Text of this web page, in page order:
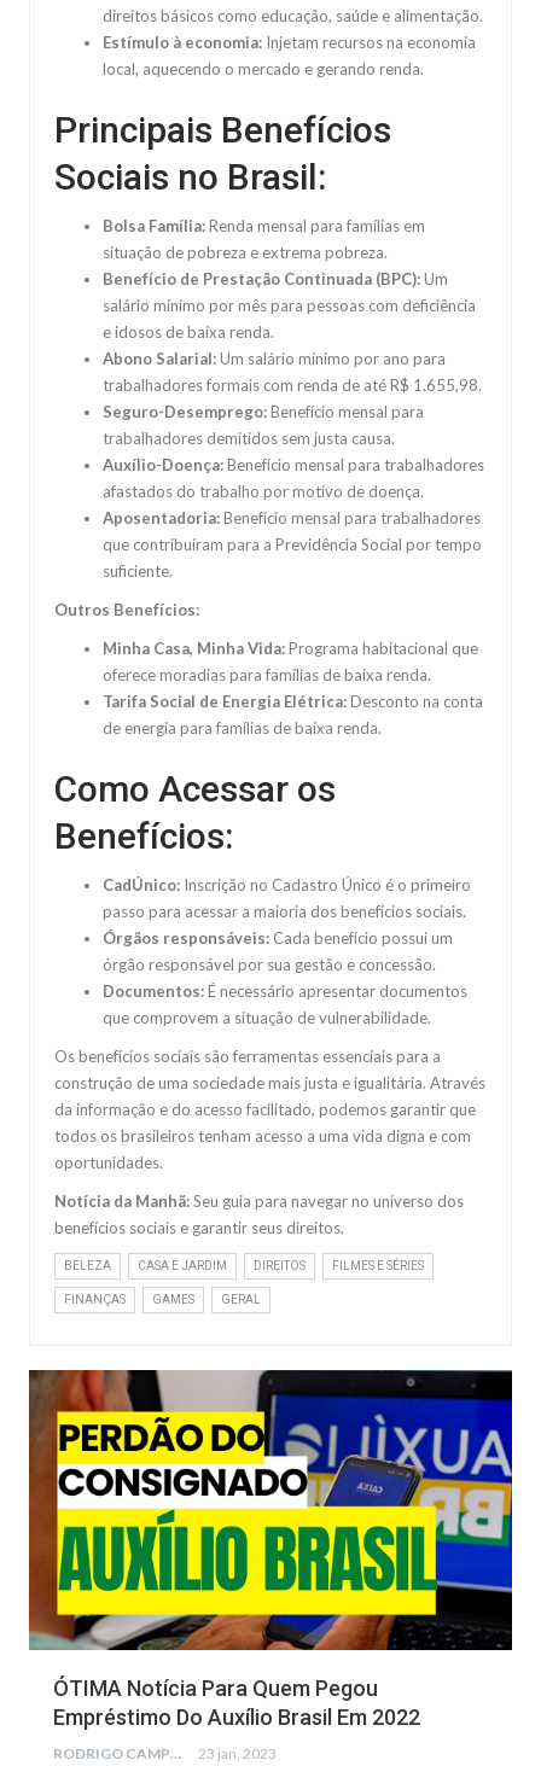
direitos básicos como educação, saúde e alimentação.
Estímulo à economia: Injetam recursos na economia
local, aquecendo o mercado e gerando renda.
Principais Benefícios
Sociais no Brasil:
Bolsa Família:Renda mensal para famílias em
situação de pobreza e extrema pobreza.
Benefício de Prestação Continuada (BPC):Um
salário mínimo por mês para pessoas com deficiência
e idosos de baixa renda.
Abono Salarial:Um salário mínimo por ano para
trabalhadores formais com renda de até R$ 1.655,98.
Seguro-Desemprego:Benefício mensal para
trabalhadores demitidos sem justa causa.
Auxílio-Doença:Benefício mensal para trabalhadores
afastados do trabalho por motivo de doença.
Aposentadoria:Benefício mensal para trabalhadores
que contribuíram para a Previdência Social por tempo
suficiente.
Outros Benefícios:
Minha Casa, Minha Vida:Programa habitacional que
oferece moradias para famílias de baixa renda.
Tarifa Social de Energia Elétrica:Desconto na conta
de energia para famílias de baixa renda.
Como Acessar os
Benefícios:
CadÚnico: Inscrição no Cadastro Único é o primeiro
passo para acessar a maioria dos benefícios sociais.
Órgãos responsáveis: Cada benefício possui um
órgão responsável por sua gestão e concessão.
Documentos:É necessário apresentar documentos
que comprovem a situação de vulnerabilidade.
Os benefícios sociais são ferramentas essenciais para a
construção de uma sociedade mais justa e igualitária. Através
da informação e do acesso facilitado, podemos garantir que
todos os brasileiros tenham acesso a uma vida digna e com
oportunidades.
Notícia da Manhã:Seu guia para navegar no universo dos
benefícios sociais e garantir seus direitos.
BELEZA CASA E JARDIM DIREITOS FILMES E SÉRIES
FINANÇAS GAMES GERAL
NOTÍCIAS
ÓTIMA Notícia Para Quem Pegou
Empréstimo Do Auxílio Brasil Em 2022
RODRIGO CAMPOS 23 jan, 2023